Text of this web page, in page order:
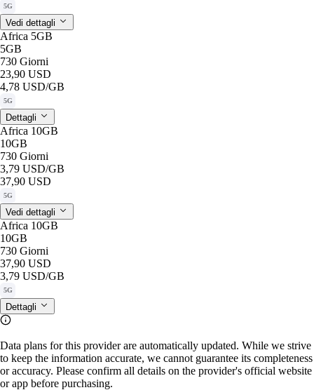
5G
Vedi dettagli
Africa 5GB
5GB
730 Giorni
23,90 USD
4,78 USD/GB
5G
Dettagli
Africa 10GB
10GB
730 Giorni
3,79 USD/GB
37,90 USD
5G
Vedi dettagli
Africa 10GB
10GB
730 Giorni
37,90 USD
3,79 USD/GB
5G
Dettagli
Data plans for this provider are automatically updated. While we strive
to keep the information accurate, we cannot guarantee its completeness
or accuracy. Please confirm all details on the provider's official website
or app before purchasing.